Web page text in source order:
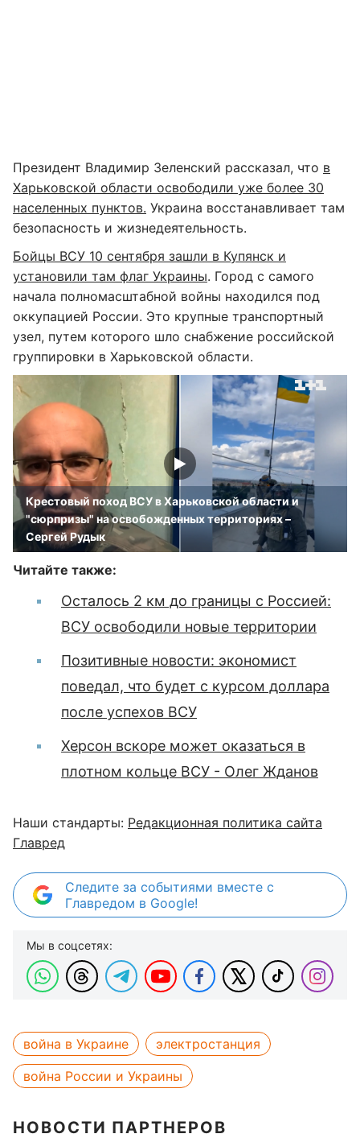
Президент Владимир Зеленский рассказал, что в
Харьковской области освободили уже более 30
населенных пунктов. Украина восстанавливает там
безопасность и жизнедеятельность.
Бойцы ВСУ 10 сентября зашли в Купянск и
установили там флаг Украины. Город с самого
начала полномасштабной войны находился под
оккупацией России. Это крупные транспортный
узел, путем которого шло снабжение российской
группировки в Харьковской области.
Крестовый поход ВСУ в Харьковской области и
"сюрпризы" на освобожденных территориях –
Сергей Рудык
Читайте также:
Осталось 2 км до границы с Россией:
ВСУ освободили новые территории
Позитивные новости: экономист
поведал, что будет с курсом доллара
после успехов ВСУ
Херсон вскоре может оказаться в
плотном кольце ВСУ - Олег Жданов
Наши стандарты: Редакционная политика сайта
Главред
Следите за событиями вместе с
Главредом в Google!
Мы в соцсетях:
война в Украине
электростанция
война России и Украины
НОВОСТИ ПАРТНЕРОВ